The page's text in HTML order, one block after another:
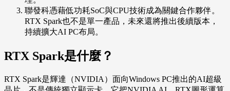
聯發科憑藉低功耗SoC與CPU技術成為關鍵合作夥伴。
RTX Spark也不是單一產品，未來還將推出後續版本，
持續擴大AI PC布局。
RTX Spark是什麼？
RTX Spark是輝達（NVIDIA）面向Windows PC推出的AI超級